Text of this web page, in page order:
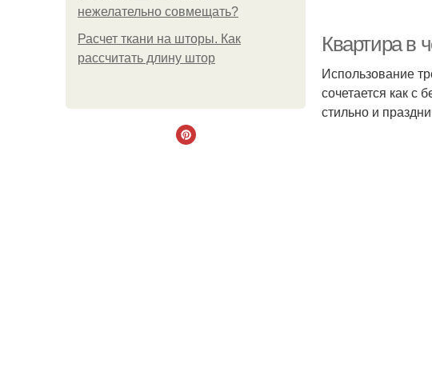
нежелательно совмещать?
Расчет ткани на шторы. Как
рассчитать длину штор
Квартира в
Использование
сочетается как с
стильно и